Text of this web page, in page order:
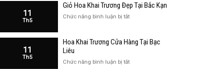
Khai
Đẹp
Liêu
11
Th5
Giỏ Hoa Khai Trương Đẹp Tại Bắc Kạn
Chức năng bình luận bị tắtở
Khai
Tại
11
Th5
Hoa Khai Trương Cửa Hàng Tại Bạc
Liêu
Chức năng bình luận bị tắtở